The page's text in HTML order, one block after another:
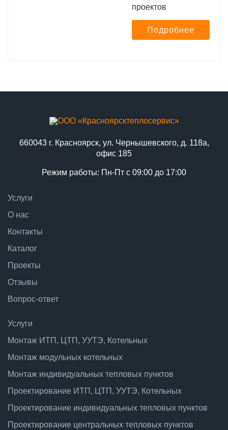
проектов
Подробнее
660043 г. Красноярск, ул. Чернышевского, д. 118а,
офис 185
Режим работы: Пн-Пт с 09:00 до 17:00
Услуги
О нас
Контакты
Каталог
Проекты
Отзывы
Вопрос-ответ
Услуги
Монтаж ИТП, ЦТП, УУТЭ, Котельных
Монтаж модульных котельных
Монтаж индивидуальных тепловых пунктов
Проектирование ИТП, ЦТП, УУТЭ, Котельных
Проектирование индивидуальных тепловых пунктов
Проектирование центральных тепловых пунктов